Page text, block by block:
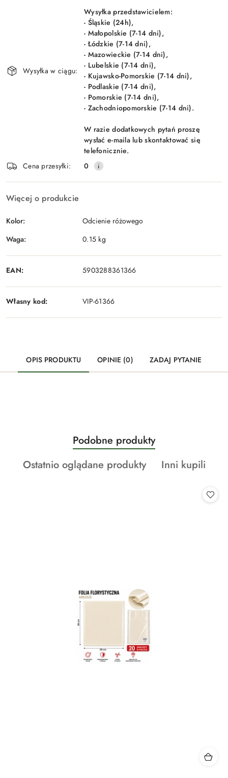
Wyślij
Wysyłka w ciągu:
Wysyłka przedstawicielem:
- Śląskie (24h),
- Małopolskie (7-14 dni),
- Łódzkie (7-14 dni),
- Mazowieckie (7-14 dni),
- Lubelskie (7-14 dni),
- Kujawsko-Pomorskie (7-14 dni),
- Podlaskie (7-14 dni),
- Pomorskie (7-14 dni),
- Zachodniopomorskie (7-14 dni).
W razie dodatkowych pytań proszę
wysłać e-maila lub skontaktować się
telefonicznie.
Cena przesyłki:
0
Więcej o produkcie
Kolor:
Odcienie różowego
Waga:
0.15 kg
EAN: 5903288361366
Własny kod: VIP-61366
OPIS PRODUKTU OPINIE (0) ZADAJ PYTANIE
Pomiń karuzelę produktów
Produkty
o
statusie:
Podobne produkty
Produkty
Ostatnio oglądane produkty
Produkty
Inni kupili